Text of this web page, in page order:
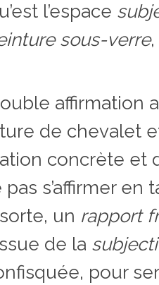
l’espace
sous-verre
affirmation
de chevalet
concrète et
pas s’affirmer en
un rapport
de la
pour